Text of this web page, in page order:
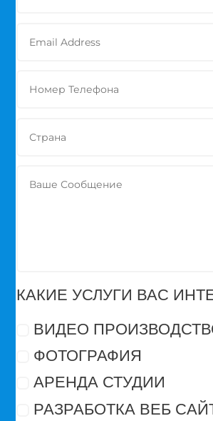
КАКИЕ УСЛУГИ ВАС
ВИДЕО
ФОТОГРАФИЯ
АРЕНДА СТУДИИ
РАЗРАБОТКА ВЕБ